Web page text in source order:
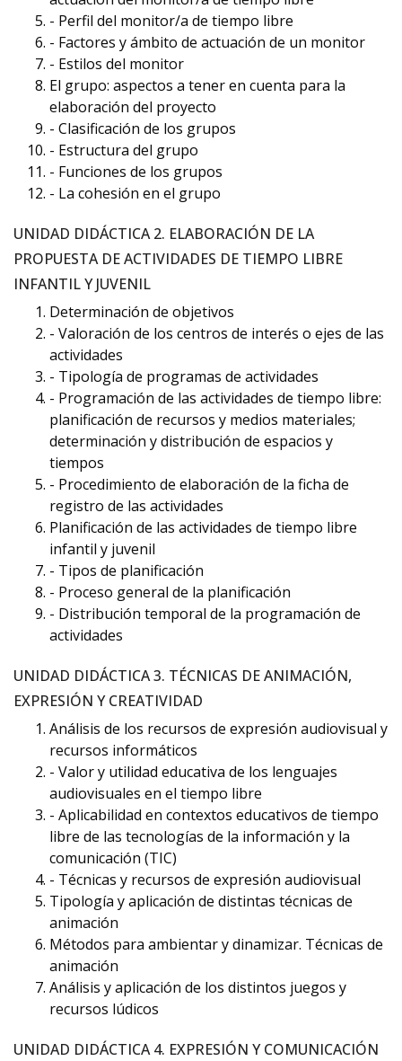
- Perfil del monitor/a de tiempo libre
- Factores y ámbito de actuación de un monitor
- Estilos del monitor
El grupo: aspectos a tener en cuenta para la
elaboración del proyecto
- Clasificación de los grupos
- Estructura del grupo
- Funciones de los grupos
- La cohesión en el grupo
UNIDAD DIDÁCTICA 2. ELABORACIÓN DE LA
PROPUESTA DE ACTIVIDADES DE TIEMPO LIBRE
INFANTIL Y JUVENIL
Determinación de objetivos
- Valoración de los centros de interés o ejes de las
actividades
- Tipología de programas de actividades
- Programación de las actividades de tiempo libre:
planificación de recursos y medios materiales;
determinación y distribución de espacios y
tiempos
- Procedimiento de elaboración de la ficha de
registro de las actividades
Planificación de las actividades de tiempo libre
infantil y juvenil
- Tipos de planificación
- Proceso general de la planificación
- Distribución temporal de la programación de
actividades
UNIDAD DIDÁCTICA 3. TÉCNICAS DE ANIMACIÓN,
EXPRESIÓN Y CREATIVIDAD
Análisis de los recursos de expresión audiovisual y
recursos informáticos
- Valor y utilidad educativa de los lenguajes
audiovisuales en el tiempo libre
- Aplicabilidad en contextos educativos de tiempo
libre de las tecnologías de la información y la
comunicación (TIC)
- Técnicas y recursos de expresión audiovisual
Tipología y aplicación de distintas técnicas de
animación
Métodos para ambientar y dinamizar. Técnicas de
animación
Análisis y aplicación de los distintos juegos y
recursos lúdicos
UNIDAD DIDÁCTICA 4. EXPRESIÓN Y COMUNICACIÓN